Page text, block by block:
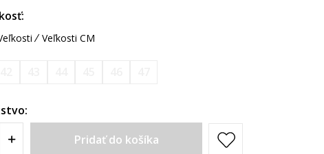
Veľkosti CM
Pridať do košíka